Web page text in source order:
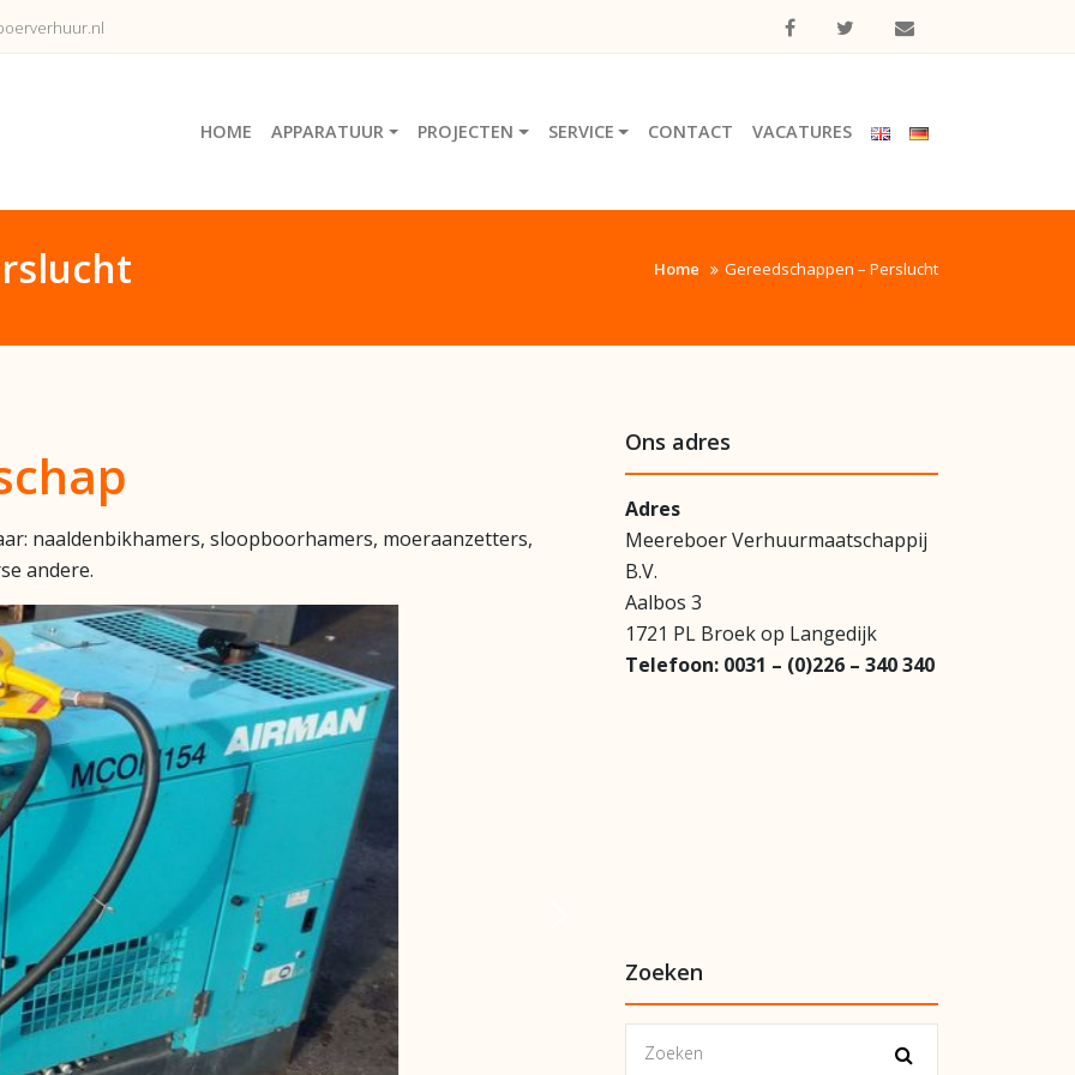
HOME APPARATUUR PROJECTEN SERVICE CONTACT VACATURES
Home Gereedschappen – Perslucht
naaldenbikhamers, sloopboorhamers, moeraanzetters,
andere.
Ons adres
Adres
Meereboer Verhuurmaatschappij
B.V.
Aalbos 3
1721 PL Broek op Langedijk
Telefoon: 0031 – (0)226 – 340 340
Zoeken